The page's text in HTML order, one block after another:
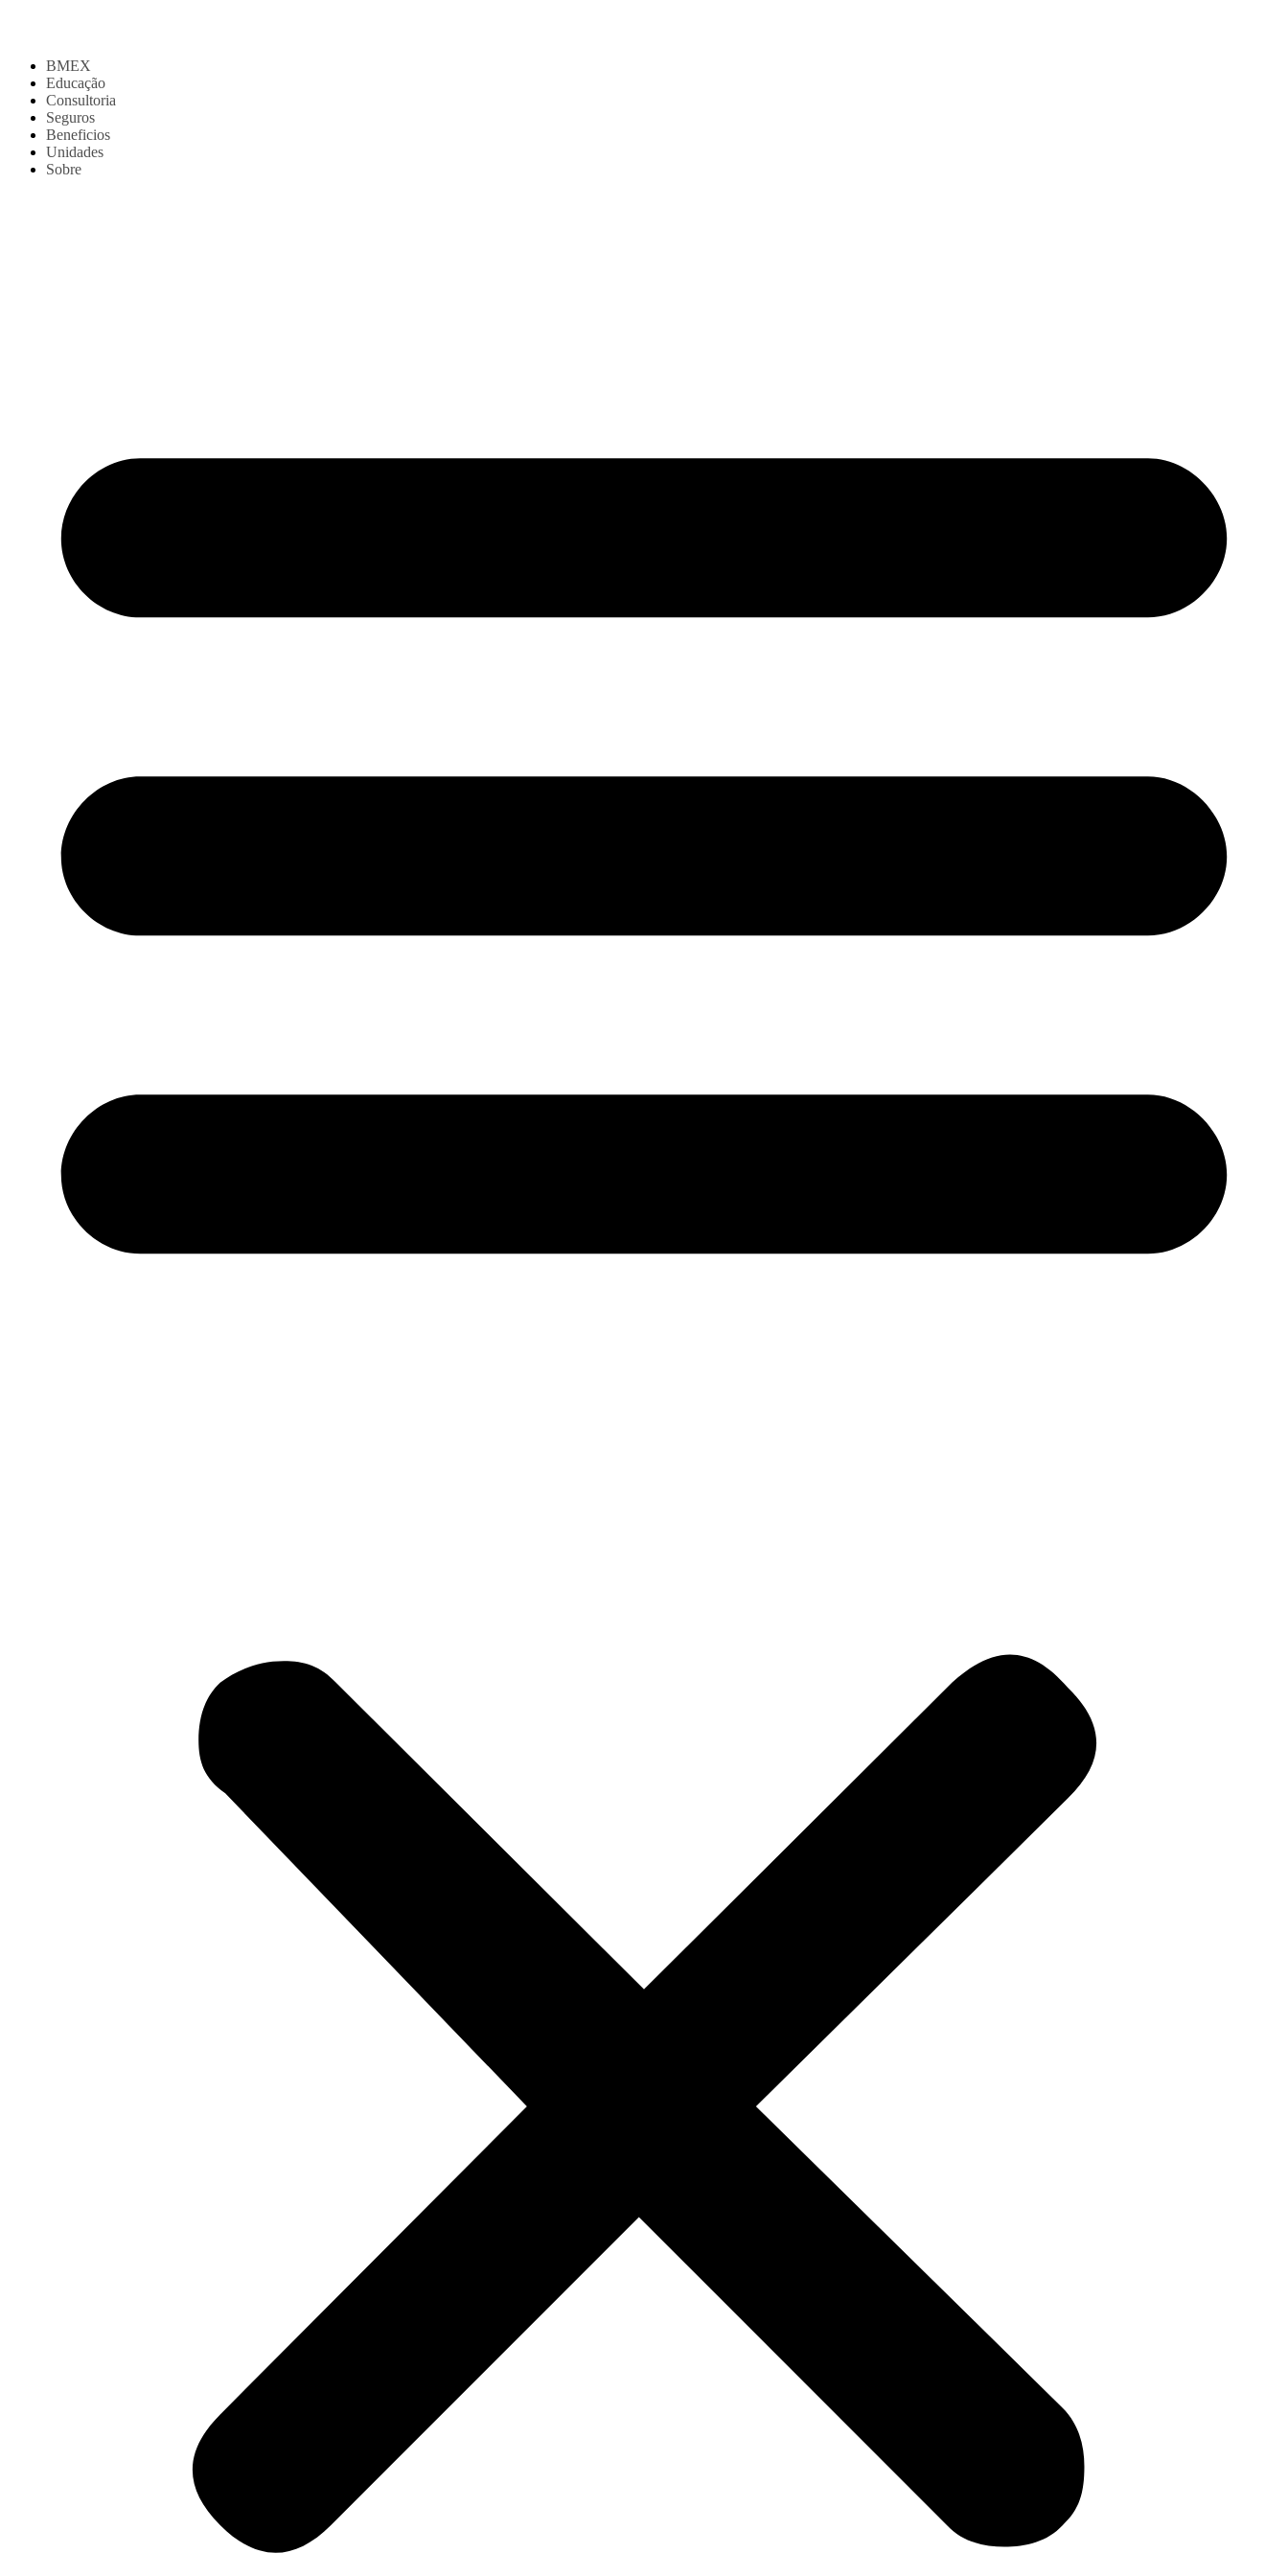
BMEX
Educação
Consultoria
Seguros
Beneficios
Unidades
Sobre